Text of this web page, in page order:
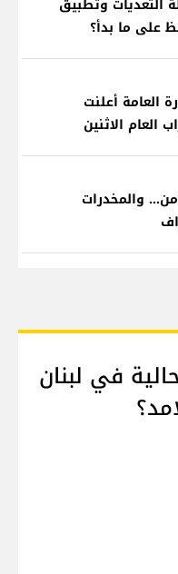
التعديات وتطبيق
على ما بدأ؟
العامة أعلنت
العام الاثنين
والمخدرات
في لبنان